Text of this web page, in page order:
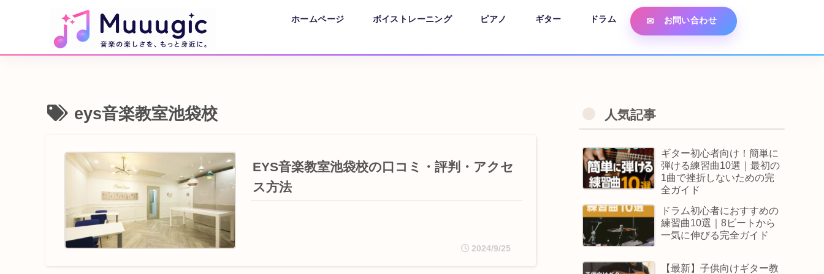
ホームページ ボイストレーニング ピアノ ギター ドラム お問い合わせ
eys音楽教室池袋校
EYS音楽教室池袋校の口コミ・評判・アクセ
ス方法
2024/9/25
人気記事
ギター初心者向け！簡単に
弾ける練習曲10選｜最初の
1曲で挫折しないための完
全ガイド
ドラム初心者におすすめの
練習曲10選｜8ビートから
一気に伸びる完全ガイド
【最新】子供向けギター教